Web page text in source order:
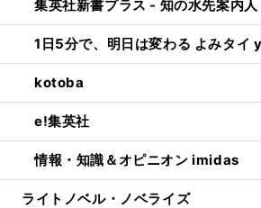
集英社新書プラス - 知の水先案内人
1日5分で、明日は変わる よみタイ
kotoba
e!集英社
情報・知識＆オピニオン imidas
ライトノベル・ノベライズ